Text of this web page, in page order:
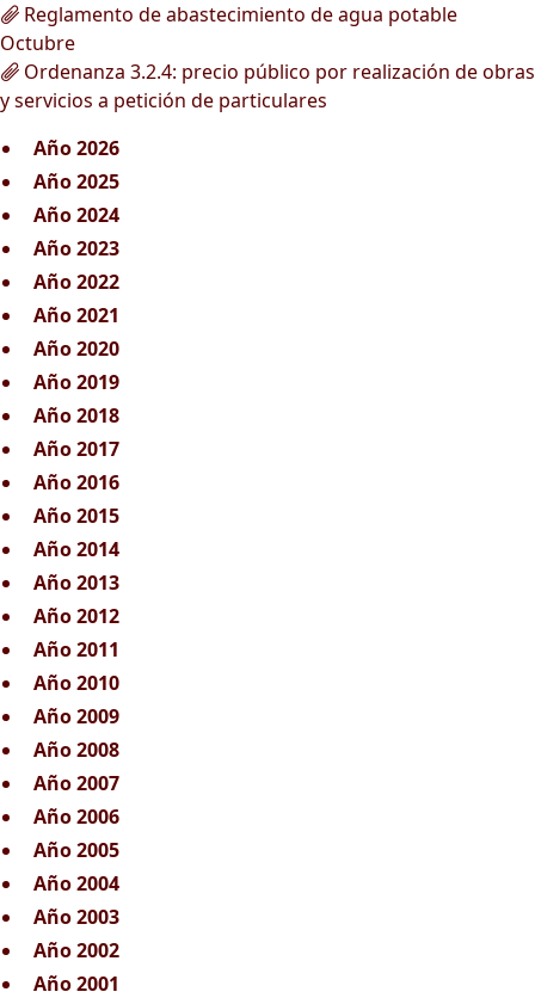
Reglamento de abastecimiento de agua potable
Octubre
Ordenanza 3.2.4: precio público por realización de obras
y servicios a petición de particulares
Año 2026
Año 2025
Año 2024
Año 2023
Año 2022
Año 2021
Año 2020
Año 2019
Año 2018
Año 2017
Año 2016
Año 2015
Año 2014
Año 2013
Año 2012
Año 2011
Año 2010
Año 2009
Año 2008
Año 2007
Año 2006
Año 2005
Año 2004
Año 2003
Año 2002
Año 2001